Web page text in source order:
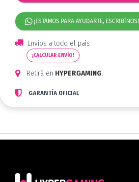
¡ESTAMOS PARA AYUDARTE, ESCRIBÍNOS!
Envíos a todo el país
¡CALCULAR ENVÍO!
Retirá en HYPERGAMING.
GARANTÍA OFICIAL